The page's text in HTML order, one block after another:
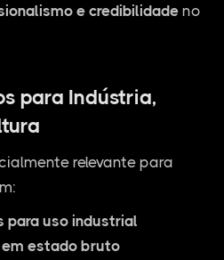
e credibilidadeno
para Indústria,
relevante para
para uso industrial
estado bruto